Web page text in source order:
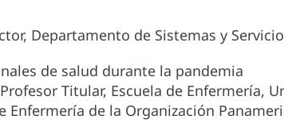
Departamento de Sistemas y
de salud durante la pandemia
Titular, Escuela de Enfermería,
Enfermería de la Organización